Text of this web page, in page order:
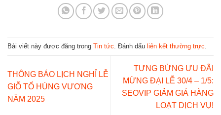
Bài viết này được đăng trong Tin tức . Đánh dấu liên kết thường trực
THÔNG BÁO LỊCH NGHỈ LỄ
GIỖ TỔ HÙNG VƯƠNG
NĂM 2025
TƯNG BỪNG ƯU ĐÃI
MỪNG ĐẠI LỄ 30/4 – 1/5:
SEOVIP GIẢM GIÁ HÀNG
LOẠT DỊCH VỤ!